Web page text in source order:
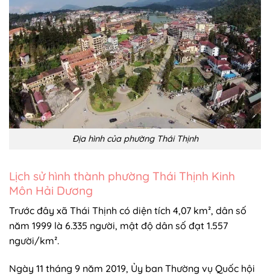
Địa hình của phường Thái Thịnh
Lịch sử hình thành phường Thái Thịnh Kinh
Môn Hải Dương
Trước đây xã Thái Thịnh có diện tích 4,07 km², dân số
năm 1999 là 6.335 người, mật độ dân số đạt 1.557
người/km².
Ngày 11 tháng 9 năm 2019, Ủy ban Thường vụ Quốc hội